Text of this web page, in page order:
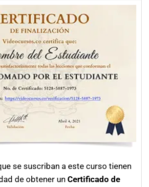
se suscriban a este curso tienen
de obtener unCertificado de